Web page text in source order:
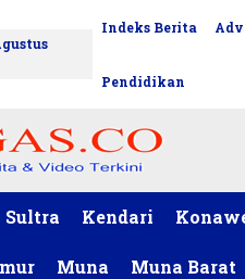
Indeks Berita
Pendidikan
Sultra Kendari
Muna Muna Barat